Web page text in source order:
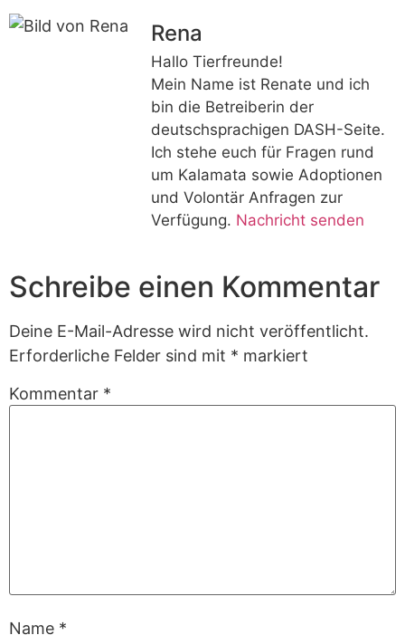
Rena
Hallo Tierfreunde!
Mein Name ist Renate und ich
bin die Betreiberin der
deutschsprachigen DASH-Seite.
Ich stehe euch für Fragen rund
um Kalamata sowie Adoptionen
und Volontär Anfragen zur
Verfügung. Nachricht senden
Schreibe einen Kommentar
Deine E-Mail-Adresse wird nicht veröffentlicht.
Erforderliche Felder sind mit * markiert
Kommentar *
Name *